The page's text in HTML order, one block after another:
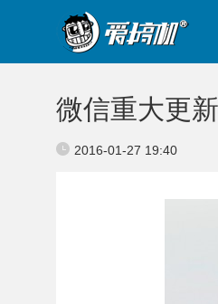
微信重大更
2016-01-27 19:40